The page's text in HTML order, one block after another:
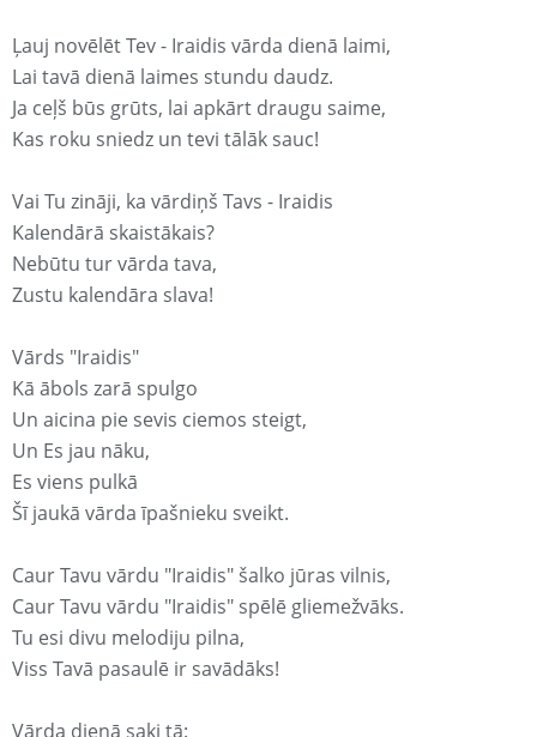
Ļauj novēlēt Tev - Iraidis vārda dienā laimi,
Lai tavā dienā laimes stundu daudz.
Ja ceļš būs grūts, lai apkārt draugu saime,
Kas roku sniedz un tevi tālāk sauc!
Vai Tu zināji, ka vārdiņš Tavs - Iraidis
Kalendārā skaistākais?
Nebūtu tur vārda tava,
Zustu kalendāra slava!
Vārds "Iraidis"
Kā ābols zarā spulgo
Un aicina pie sevis ciemos steigt,
Un Es jau nāku,
Es viens pulkā
Šī jaukā vārda īpašnieku sveikt.
Caur Tavu vārdu "Iraidis" šalko jūras vilnis,
Caur Tavu vārdu "Iraidis" spēlē gliemežvāks.
Tu esi divu melodiju pilna,
Viss Tavā pasaulē ir savādāks!
Vārda dienā saki tā: